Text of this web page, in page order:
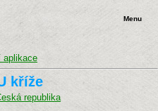
Menu
aplikace
kříže